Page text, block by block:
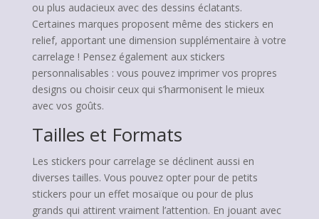
ou plus audacieux avec des dessins éclatants.
Certaines marques proposent même des stickers en
relief, apportant une dimension supplémentaire à votre
carrelage ! Pensez également aux stickers
personnalisables : vous pouvez imprimer vos propres
designs ou choisir ceux qui s’harmonisent le mieux
avec vos goûts.
Tailles et Formats
Les stickers pour carrelage se déclinent aussi en
diverses tailles. Vous pouvez opter pour de petits
stickers pour un effet mosaïque ou pour de plus
grands qui attirent vraiment l’attention. En jouant avec